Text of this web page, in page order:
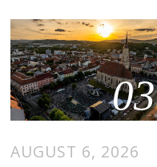
03
AUGUST 6, 2026